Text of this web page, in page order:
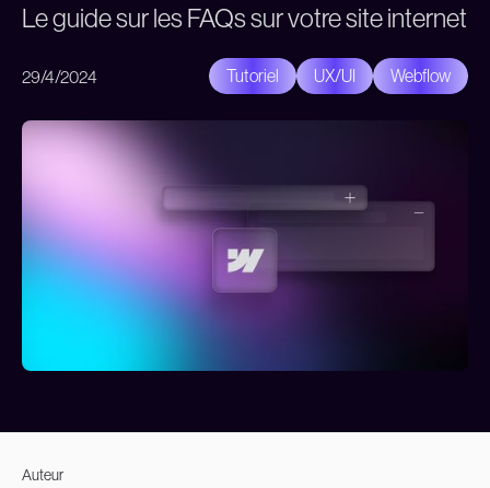
Le guide sur les FAQs sur votre site internet
29/4/2024 Tutoriel UX/UI Webflow
Auteur